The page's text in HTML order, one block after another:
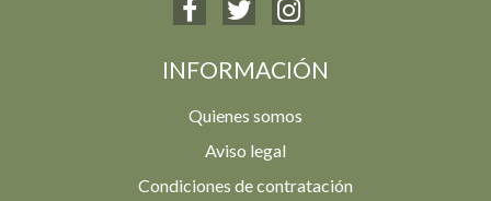
INFORMACIÓN
Quienes somos
Aviso legal
Condiciones de contratación